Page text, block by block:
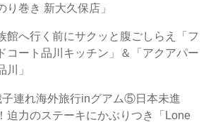
り巻き 新大久保店」
館へ行く前にサクッと腹ごしらえ「フ
コート品川キッチン」＆「アクアパー
川」
子連れ海外旅行inグアム⑤日本未進
迫力のステーキにかぶりつき「Lone